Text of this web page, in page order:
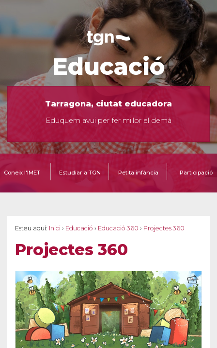
Educació
Tarragona, ciutat educadora
Eduquem avui per fer millor el demà
Coneix l'IMET Estudiar a TGN Petita infància Participació
Esteu aquí: Inici › Educació › Educació 360 › Projectes 360
Projectes 360